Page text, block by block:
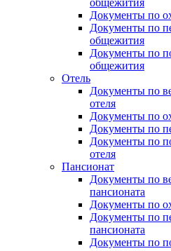
общежития
Документы по
Документы по
общежития
Документы по
общежития
Отель
Документы по
отеля
Документы по
Документы по
Документы по
отеля
Пансионат
Документы по
пансионата
Документы по
Документы по
пансионата
Документы по